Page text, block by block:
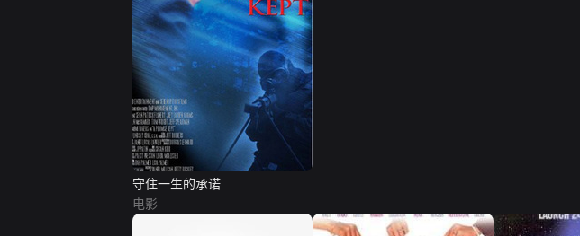
守住一生的承诺
电影